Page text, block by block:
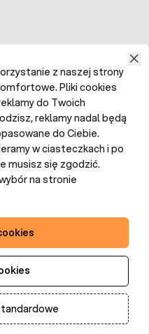
z naszej strony
Pliki cookies
do Twoich
reklamy nadal będą
do Ciebie.
w ciasteczkach i po
musisz się zgodzić.
na stronie